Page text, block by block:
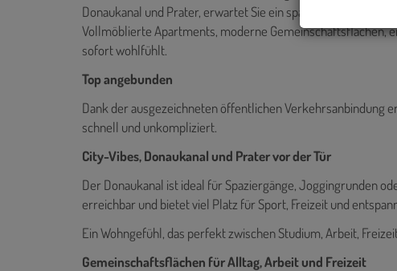
Donaukanal und Prater, erwartet Sie ein spannendes
Vollmöblierte Apartments, moderne Gemeinschaftsflächen,
sofort wohlfühlt.
Top angebunden
Dank der ausgezeichneten öffentlichen Verkehrsanbindung
schnell und unkompliziert.
City-Vibes, Donaukanal und Prater vor der Tür
Der Donaukanal ist ideal für Spaziergänge, Joggingrunden
erreichbar und bietet viel Platz für Sport, Freizeit und
Ein Wohngefühl, das perfekt zwischen Studium, Arbeit,
Gemeinschaftsflächen für Alltag, Arbeit und Freizeit